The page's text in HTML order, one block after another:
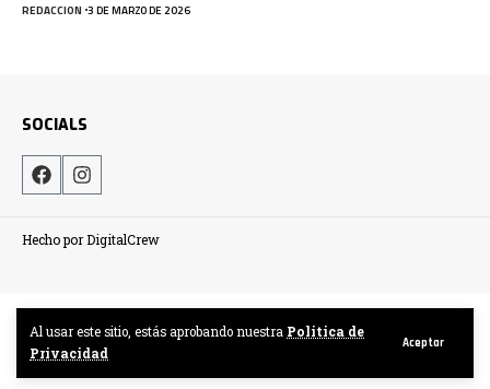
Al usar este sitio, estás aprobando nuestra Politica de
Privacidad
Aceptar
REDACCION 3 DE MARZO DE 2026
SOCIALS
Hecho por DigitalCrew